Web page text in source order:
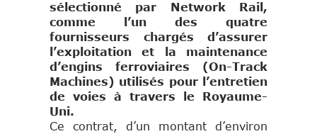
sélectionné par Network Rail,
comme l’un des quatre
fournisseurs chargés d’assurer
l’exploitation et la maintenance
d’engins ferroviaires (On-Track
Machines) utilisés pour l’entretien
de voies à travers le Royaume-
Uni.
Ce contrat, d’un montant d’environ